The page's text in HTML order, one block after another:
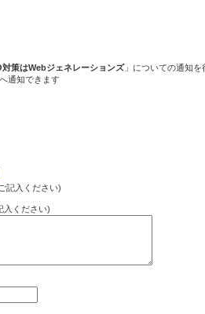
対策はWebジェネレーションズ」についての通知を
通知できます
記入ください)
入ください)